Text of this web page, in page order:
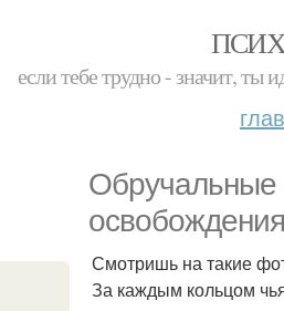
если тебе трудно - значит, ты
Обручальные
Смотришь на такие
За каждым кольцом